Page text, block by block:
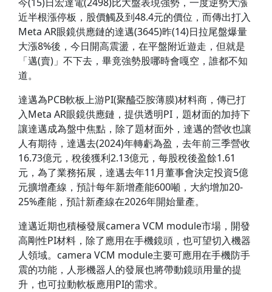
今(15)日宏達電(2498)比大盤表現強勢，一度逆勢大漲
近半根漲停板，股價觸及到48.4元的價位，而傳出打入
Meta AR眼鏡供應鏈的達邁(3645)昨(14)日拉尾盤爆量
大漲8%後，今日開高震盪，在平盤附近遊走，但就是
「邁(賣)」不下去，畢竟強勢股哪時會嘎空，誰都不知
道。
達邁為PCB軟板上游PI(聚醯亞胺薄膜)材料商，傳已打
入Meta AR眼鏡供應鏈，提供透明PI，題材面的加持下
讓達邁成為盤中焦點，除了題材面外，達邁的營收也讓
人有期待，達邁去(2024)年轉虧為盈，去年前三季營收
16.73億元，稅後獲利2.13億元，每股稅後盈餘1.61
元，為了業務拓展，達邁去年11月董事會決定投資5億
元擴增產線，預計每年新增產能600噸，大約增加20-
25%產能，預計新產線在2026年開始量產。
達邁近期也積極發展camera VCM module市場，開發
高剛性PI材料，除了應用在手機鏡頭，也可望切入機器
人領域。camera VCM module主要可應用在手機防手
震的功能，人形機器人的發展也將帶動鏡頭用量的提
升，也可拉動軟板應用PI的需求。